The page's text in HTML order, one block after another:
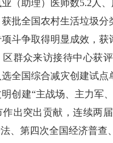
（助理）医师数5.2人
批全国农村生活垃圾
斗争取得明显成效，
区群众来访接待中心获
全国综合减灾创建试
创建“主战场、主力军
作出突出贡献，连续两
法、第四次全国经济普